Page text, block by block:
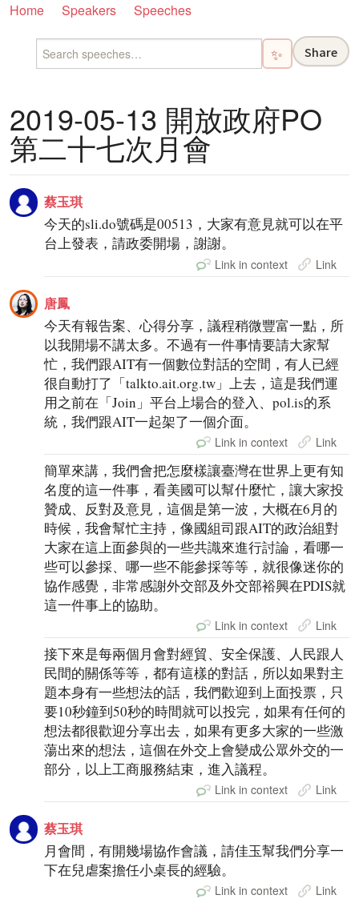
Home Speakers Speeches
✨ Share
2019-05-13 開放政府PO
第二十七次月會
蔡玉琪
今天的sli.do號碼是00513，大家有意見就可以在平
台上發表，請政委開場，謝謝。
Link in context Link
唐鳳
今天有報告案、心得分享，議程稍微豐富一點，所
以我開場不講太多。不過有一件事情要請大家幫
忙，我們跟AIT有一個數位對話的空間，有人已經
很自動打了「talkto.ait.org.tw」上去，這是我們運
用之前在「Join」平台上場合的登入、pol.is的系
統，我們跟AIT一起架了一個介面。
Link in context Link
簡單來講，我們會把怎麼樣讓臺灣在世界上更有知
名度的這一件事，看美國可以幫什麼忙，讓大家投
贊成、反對及意見，這個是第一波，大概在6月的
時候，我會幫忙主持，像國組司跟AIT的政治組對
大家在這上面參與的一些共識來進行討論，看哪一
些可以參採、哪一些不能參採等等，就很像迷你的
協作感覺，非常感謝外交部及外交部裕興在PDIS就
這一件事上的協助。
Link in context Link
接下來是每兩個月會對經貿、安全保護、人民跟人
民間的關係等等，都有這樣的對話，所以如果對主
題本身有一些想法的話，我們歡迎到上面投票，只
要10秒鐘到50秒的時間就可以投完，如果有任何的
想法都很歡迎分享出去，如果有更多大家的一些激
蕩出來的想法，這個在外交上會變成公眾外交的一
部分，以上工商服務結束，進入議程。
Link in context Link
蔡玉琪
月會間，有開幾場協作會議，請佳玉幫我們分享一
下在兒虐案擔任小桌長的經驗。
Link in context Link